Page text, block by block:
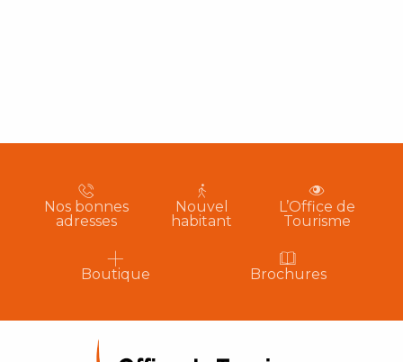
Nos bonnes
adresses
Nouvel
habitant
L’Office de
Tourisme
Boutique Brochures